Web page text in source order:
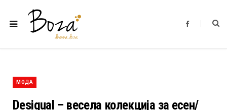
F
b
МОДА
Desigual – весела колекција за есен/